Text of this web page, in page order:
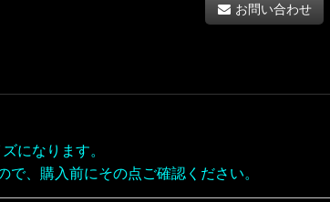
お問い合わせ
になります。
、購入前にその点ご確認ください。